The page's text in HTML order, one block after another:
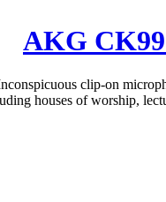
AKG
clip-on
houses of worship,